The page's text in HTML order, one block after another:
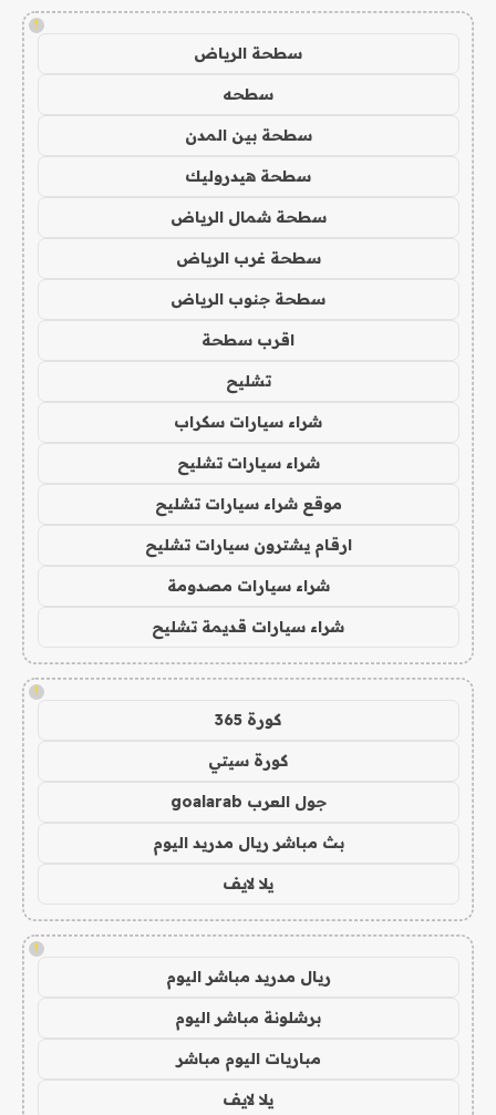
!
سطحة الرياض
سطحه
سطحة بين المدن
سطحة هيدروليك
سطحة شمال الرياض
سطحة غرب الرياض
سطحة جنوب الرياض
اقرب سطحة
تشليح
شراء سيارات سكراب
شراء سيارات تشليح
موقع شراء سيارات تشليح
ارقام يشترون سيارات تشليح
شراء سيارات مصدومة
شراء سيارات قديمة تشليح
!
كورة 365
كورة سيتي
جول العرب goalarab
بث مباشر ريال مدريد اليوم
يلا لايف
!
ريال مدريد مباشر اليوم
برشلونة مباشر اليوم
مباريات اليوم مباشر
يلا لايف